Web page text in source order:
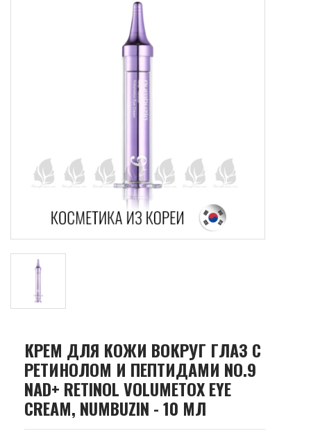
КРЕМ ДЛЯ КОЖИ ВОКРУГ ГЛАЗ С
РЕТИНОЛОМ И ПЕПТИДАМИ NO.9
NAD+ RETINOL VOLUMETOX EYE
CREAM, NUMBUZIN - 10 МЛ